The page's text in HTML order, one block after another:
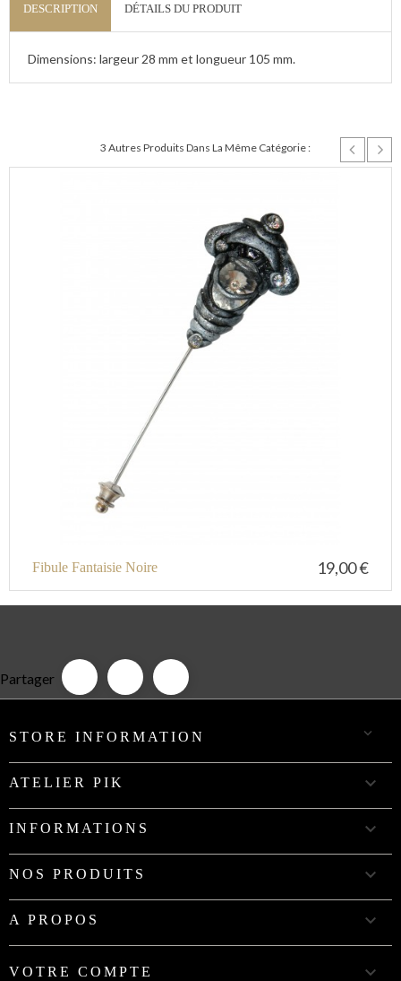
DESCRIPTION DÉTAILS DU PRODUIT
Dimensions: largeur 28 mm et longueur 105 mm.
3 Autres Produits Dans La Même Catégorie :
Fibule Fantaisie Noire 19,00 €
Partager
STORE INFORMATION 
ATELIER PIK 
INFORMATIONS 
NOS PRODUITS 
A PROPOS 
VOTRE COMPTE 